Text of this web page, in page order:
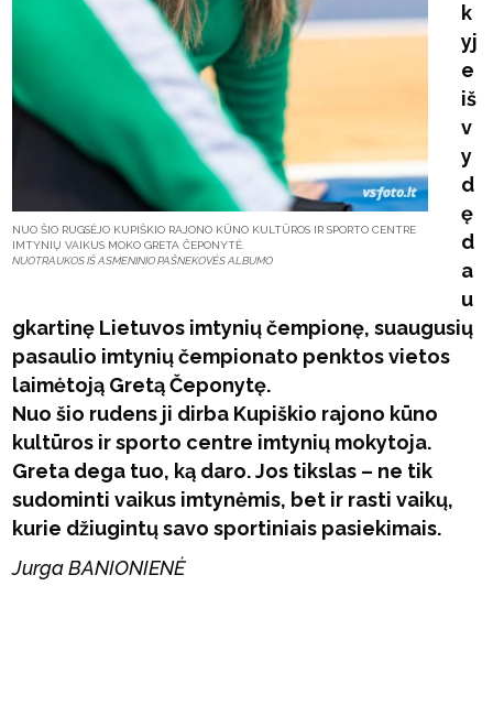
NUO ŠIO RUGSĖJO KUPIŠKIO RAJONO KŪNO KULTŪROS IR SPORTO CENTRE
IMTYNIŲ VAIKUS MOKO GRETA ČEPONYTĖ.
NUOTRAUKOS IŠ ASMENINIO PAŠNEKOVĖS ALBUMO
k
yj
e
iš
v
y
d
ę
d
a
u
gkartinę Lietuvos imtynių čempionę, suaugusių
pasaulio imtynių čempionato penktos vietos
laimėtoją Gretą Čeponytę.
Nuo šio rudens ji dirba Kupiškio rajono kūno
kultūros ir sporto centre imtynių mokytoja.
Greta dega tuo, ką daro. Jos tikslas – ne tik
sudominti vaikus imtynėmis, bet ir rasti vaikų,
kurie džiugintų savo sportiniais pasiekimais.
Jurga BANIONIENĖ